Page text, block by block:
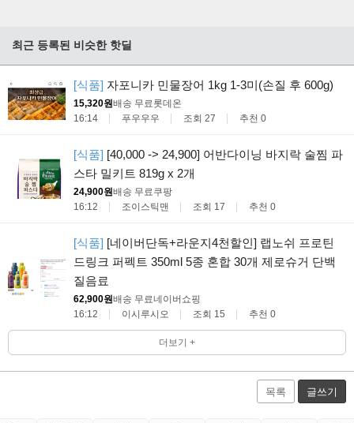
최근 등록된 비슷한 핫딜
[식품] 자포니카 민물장어 1kg 1-3미(손질 후 600g)
15,320원배송 무료롯데온
16:14
푸우우우 조회 27 추천 0
[식품] [40,000 -> 24,900] 어반다이닝 바지락 술찜 파
스타 밀키트 819g x 2개
24,900원배송 무료쿠팡
16:12
조이스틱맨 조회 17 추천 0
[식품] [네이버단독+라운지4천할인] 랩노쉬 프로틴
드링크 퍼펙트 350ml 5종 혼합 30개 제로슈거 단백
질음료
62,900원배송 무료네이버쇼핑
16:12
이시루시오 조회 15 추천 0
더보기 +
목록 글쓰기